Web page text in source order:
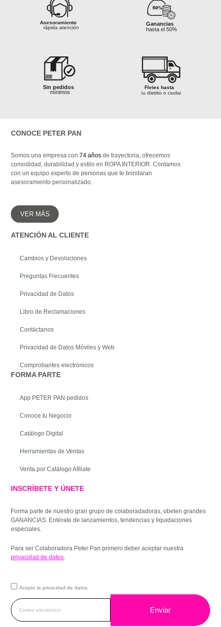
Ganancias
Asesoramiento
rápida atención
Ganancias
hasta el 50%
Asesoramiento
rápida atención
Ganancias
Fletes hasta
tu distrito o ciudad
Asesoramiento
rápida atención
100% segura
Ganancias
hasta el 50%
Sin pedidos
mínimos
Asesoramiento
rápida atención
Garantía al
Fletes hasta
tu distrito o ciudad
garantizada
CONOCE PETER PAN
Somos una empresa con74 años de trayectoria, ofrecemos
comodidad, durabilidad y estilo en ROPA INTERIOR. Contamos
con un equipo experto de personas que te brindaran
asesoramiento personalizado.
VER MÁS
ATENCIÓN AL CLIENTE
Cambios y Devoluciones
Preguntas Frecuentes
Privacidad de Datos
Libro de Reclamaciones
Contáctanos
Privacidad de Datos Móviles y Web
Comprobantes electrónicos
FORMA PARTE
App PETER PAN pedidos
Conoce tu Negocio
Catálogo Digital
Herramientas de Ventas
Venta por Catálogo Afíliate
INSCRÍBETE Y ÚNETE
Forma parte de nuestro gran grupo de colaboradadoras, obeten grandes
GANANCIAS. Entérate de lanzamientos, tendencias y liquidaciones
especiales.
Para ser Colaboradora Peter Pan primero deber aceptar nuestra
privacidad de datos.
Acepto la privacidad de datos.
Enviar